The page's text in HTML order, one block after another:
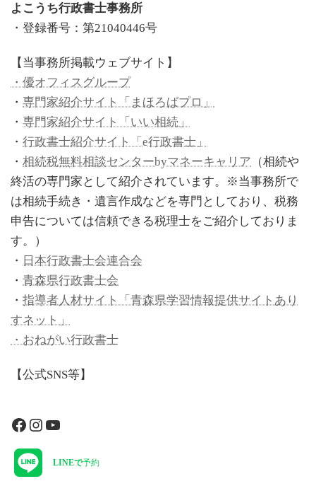
よこうち行政書士事務所
・登録番号：第21040446号
【当事務所掲載ウェブサイト】
・優オフィスグループ
・ 専門家紹介サイト「まほろばプロ」
・ 専門家紹介サイト「いい相続」
・ 行政書士紹介サイト「e行政書士」
・ 相続税無料相談センターbyマネーキャリア （相続や
終活の専門家として紹介されています。※当事務所で
は相続手続き・遺言作成などを専門としており、税務
申告については信頼できる税理士をご紹介しておりま
す。）
・ 日本行政書士会連合会
・ 青森県行政書士会
・ 指導者人材サイト「青森県学習情報提供サイトあり
すネット」
・おねがい行政書士
【公式SNS等】
Facebook
Instagram
YouTube
LINEで予約